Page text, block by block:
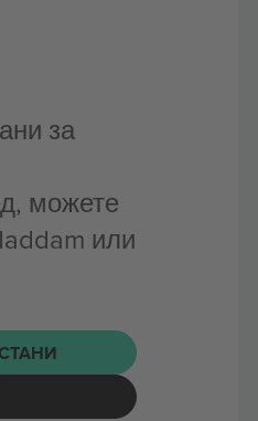
за
можете
или